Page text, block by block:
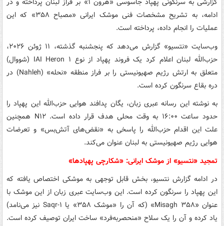
ادامه، به تشریح مشخصات فنی موشک ایرانی «مصباح ۳۵۸» که این
عملیات را انجام داده، پرداخته است.
وب‌سایت «نتسیو» گزارش می‌دهد که پنجشنبه گذشته، ۱۱ ژوئن ۲۰۲۶،
حزب‌الله لبنان اعلام کرد یک فروند پهپاد از نوع IAI Heron ۱ (شووال)
متعلق به ارتش رژیم صهیونیستی را بر فراز منطقه «نحله» (Nahleh) در
دره بقاع سرنگون کرده است.
به نوشته این رسانه عبری زبان، یگان پدافند هوایی حزب‌الله این پهپاد را
حدود ساعت ۱۶:۰۰ به وقت محلی هدف قرار داده است. N۱۲ همچنین
علت این اقدام حزب‌الله را پاسخی به «نقض‌های آتش‌بس» و تعرضات
هوایی رژیم صهیونیستی به لبنان عنوان می‌کند.
تمجید «نتسیو» از موشک ایرانی: «شکارچی پهپادها»
در ادامه گزارش نتسیو، بخش قابل توجهی به موشکی اختصاص یافته که
این پهپاد را سرنگون کرده است. این وب‌سایت عبری زبان از این موشک با
عنوان «Misagh ۳۵۸» (که آن را «موشک ۳۵۸» یا Saqr-۱ نیز می‌نامد)
یاد کرده و آن را یک سلاح «منحصربه‌فرد» ساخت ایران توصیف کرده است.